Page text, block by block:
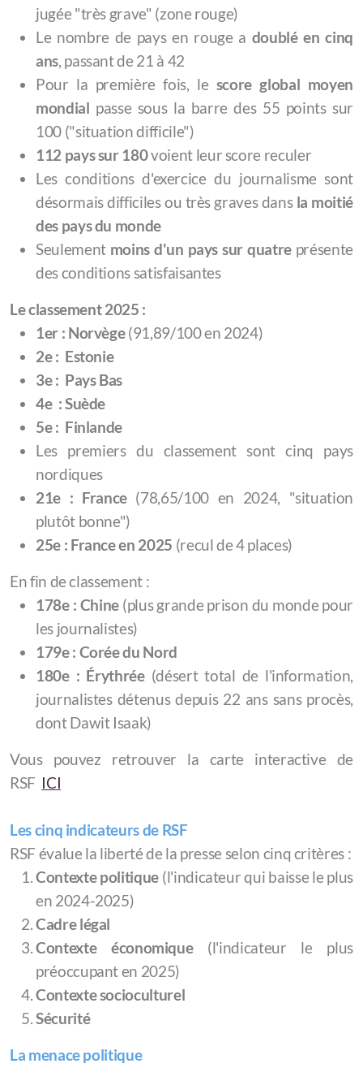
jugée "très grave" (zone rouge)
Le nombre de pays en rouge a doublé en cinq
ans, passant de 21 à 42
Pour la première fois, le score global moyen
mondial passe sous la barre des 55 points sur
100 ("situation difficile")
112 pays sur 180voient leur score reculer
Les conditions d'exercice du journalisme sont
désormais difficiles ou très graves dans la moitié
des pays du monde
Seulement moins d'un pays sur quatreprésente
des conditions satisfaisantes
Le classement 2025 :
1er : Norvège(91,89/100 en 2024)
2e : Estonie
3e : Pays Bas
4e : Suède
5e : Finlande
Les premiers du classement sont cinq pays
nordiques
21e : France(78,65/100 en 2024, "situation
plutôt bonne")
25e : France en 2025 (recul de 4 places)
En fin de classement :
178e : Chine(plus grande prison du monde pour
les journalistes)
179e : Corée du Nord
180e : Érythrée(désert total de l'information,
journalistes détenus depuis 22 ans sans procès,
dont Dawit Isaak)
Vous pouvez retrouver la carte interactive de
RSF ICI
Les cinq indicateurs de RSF
RSF évalue la liberté de la presse selon cinq critères :
Contexte politique (l'indicateur qui baisse le plus
en 2024-2025)
Cadre légal
Contexte économique(l'indicateur le plus
préoccupant en 2025)
Contexte socioculturel
Sécurité
La menace politique